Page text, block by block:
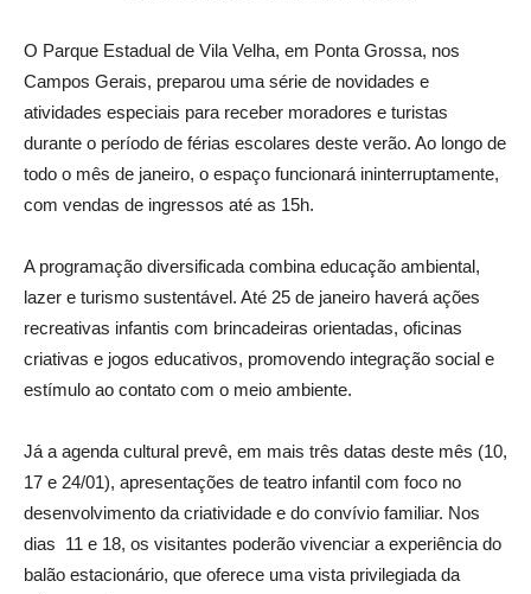
O Parque Estadual de Vila Velha, em Ponta Grossa, nos
Campos Gerais, preparou uma série de novidades e
atividades especiais para receber moradores e turistas
durante o período de férias escolares deste verão. Ao longo de
todo o mês de janeiro, o espaço funcionará ininterruptamente,
com vendas de ingressos até as 15h.
A programação diversificada combina educação ambiental,
lazer e turismo sustentável. Até 25 de janeiro haverá ações
recreativas infantis com brincadeiras orientadas, oficinas
criativas e jogos educativos, promovendo integração social e
estímulo ao contato com o meio ambiente.
Já a agenda cultural prevê, em mais três datas deste mês (10,
17 e 24/01), apresentações de teatro infantil com foco no
desenvolvimento da criatividade e do convívio familiar. Nos
dias 11 e 18, os visitantes poderão vivenciar a experiência do
balão estacionário, que oferece uma vista privilegiada da